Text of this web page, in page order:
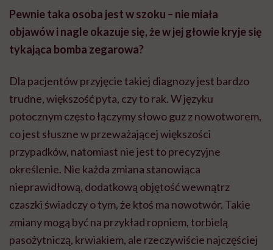
Pewnie taka osoba jest w szoku – nie miała
objawów i nagle okazuje się, że w jej głowie kryje się
tykająca bomba zegarowa?
Dla pacjentów przyjęcie takiej diagnozy jest bardzo
trudne, większość pyta, czy to rak. W języku
potocznym często łączymy słowo guz z nowotworem,
co jest słuszne w przeważającej większości
przypadków, natomiast nie jest to precyzyjne
określenie. Nie każda zmiana stanowiąca
nieprawidłową, dodatkową objętość wewnątrz
czaszki świadczy o tym, że ktoś ma nowotwór. Takie
zmiany mogą być na przykład ropniem, torbielą
pasożytniczą, krwiakiem, ale rzeczywiście najczęściej